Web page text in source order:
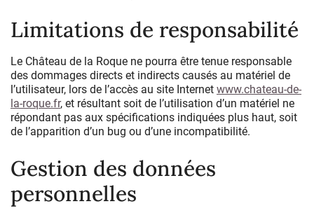
Limitations de responsabilité
Le Château de la Roque ne pourra être tenue responsable
des dommages directs et indirects causés au matériel de
l’utilisateur, lors de l’accès au site Internet www.chateau-de-
la-roque.fr, et résultant soit de l’utilisation d’un matériel ne
répondant pas aux spécifications indiquées plus haut, soit
de l’apparition d’un bug ou d’une incompatibilité.
Gestion des données
personnelles